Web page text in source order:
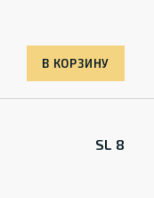
В КОРЗИНУ
SL 8